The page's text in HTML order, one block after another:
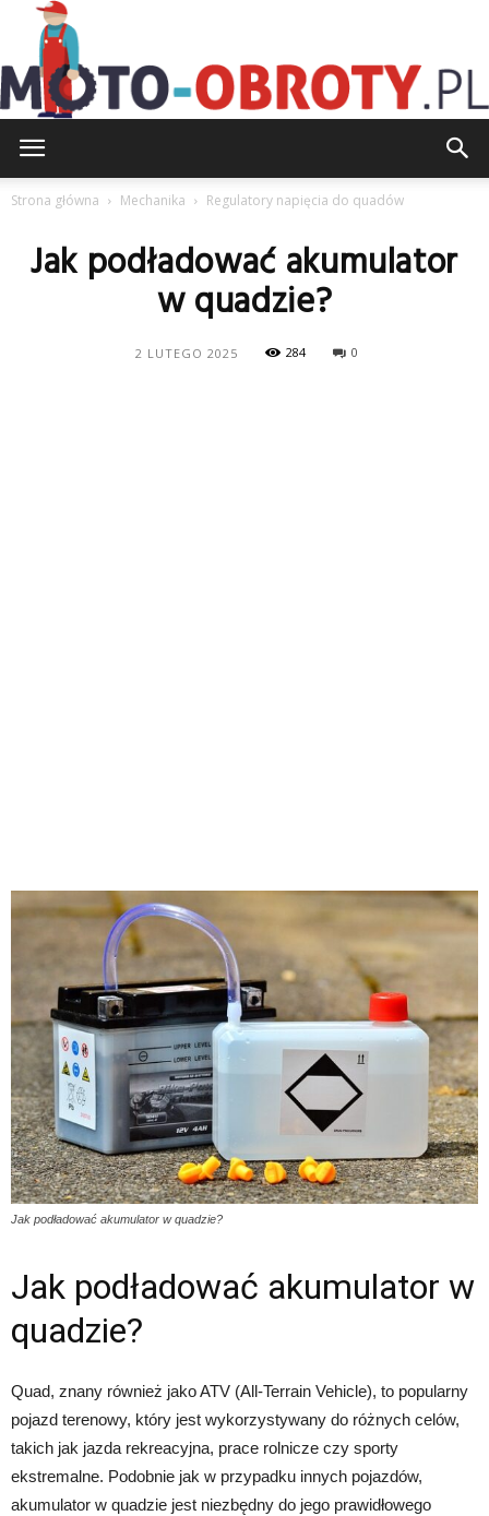
Obroty.pl
Strona główna Mechanika Regulatory napięcia do quadów
Jak podładować akumulator
w quadzie?
2 LUTEGO 2025 284 0
Jak podładować akumulator w quadzie?
Jak podładować akumulator w
quadzie?
Quad, znany również jako ATV (All-Terrain Vehicle), to popularny
pojazd terenowy, który jest wykorzystywany do różnych celów,
takich jak jazda rekreacyjna, prace rolnicze czy sporty
ekstremalne. Podobnie jak w przypadku innych pojazdów,
akumulator w quadzie jest niezbędny do jego prawidłowego